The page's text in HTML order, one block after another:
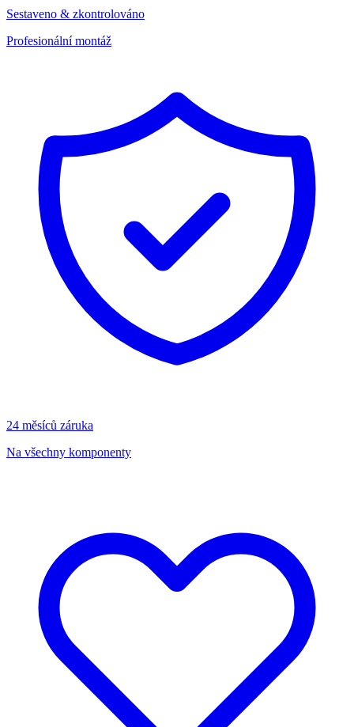
Sestaveno & zkontrolováno
Profesionální montáž
24 měsíců záruka
Na všechny komponenty